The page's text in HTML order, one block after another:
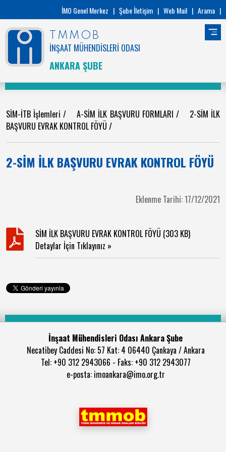
İMO Genel Merkez | Şube İletişim | Web Mail | Arama |
TMMOB
İNŞAAT MÜHENDİSLERİ ODASI
ANKARA ŞUBE
SİM-İTB İşlemleri/A-SİM İLK BAŞVURU FORMLARI/ 2-SİM İLK
BAŞVURU EVRAK KONTROL FÖYÜ /
2-SİM İLK BAŞVURU EVRAK KONTROL FÖYÜ
Eklenme Tarihi: 17/12/2021
SİM İLK BAŞVURU EVRAK KONTROL FÖYÜ (303 KB)
Detaylar İçin Tıklayınız »
İnşaat Mühendisleri Odası Ankara Şube
Necatibey Caddesi No: 57 Kat: 4 06440 Çankaya / Ankara
Tel: +90 312 2943066 - Faks: +90 312 2943077
e-posta: imoankara@imo.org.tr